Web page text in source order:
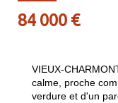
84 000 €
VIEUX-
calme, proche
verdure et d'un